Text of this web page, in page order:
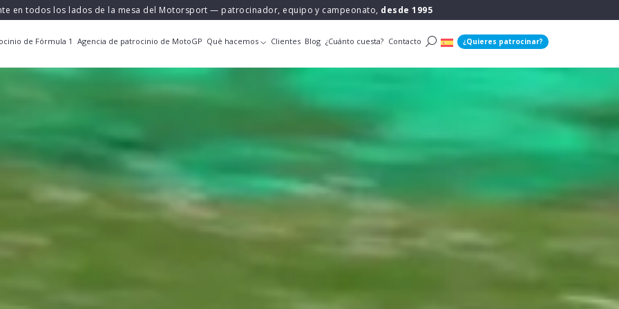
en todos los lados de la mesa del Motorsport — patrocinador, equipo y campeonato, desde 1995
de Fórmula 1 Agencia de patrocinio de MotoGP Què hacemos Clientes Blog ¿Cuánto cuesta? Contacto ¿Quieres patrocinar?